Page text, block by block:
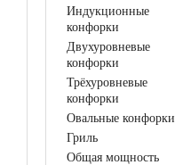
Индукционные
конфорки
Двухуровневые
конфорки
Трёхуровневые
конфорки
Овальные конфорки
Гриль
Общая мощность